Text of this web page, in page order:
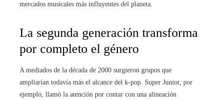
mercados musicales más influyentes del planeta.
La segunda generación transforma
por completo el género
A mediados de la década de 2000 surgieron grupos que
ampliarían todavía más el alcance del k-pop. Super Junior, por
ejemplo, llamó la atención por contar con una alineación